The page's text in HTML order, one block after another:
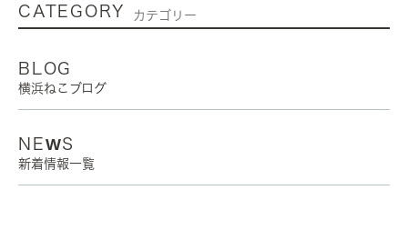
CATEGORY カテゴリー
BLOG
横浜ねこブログ
NEWS
新着情報一覧